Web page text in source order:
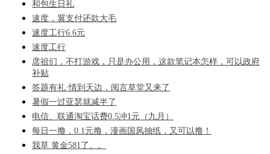
和包生日礼
速度，翼支付还款大毛
速度工行6.6元
速度工行
彦祖们，不打游戏，只是办公用，这款笔记本怎样，可以政府
补贴
答题有礼·情到天边，阅言草堂又来了
暑假一过亚瑟就减半了
电信、联通淘宝话费0.5冲1元（九月）
每日一撸，0.1元撸，漫画国风抽纸，又可以撸！
我草 黄金581了。。